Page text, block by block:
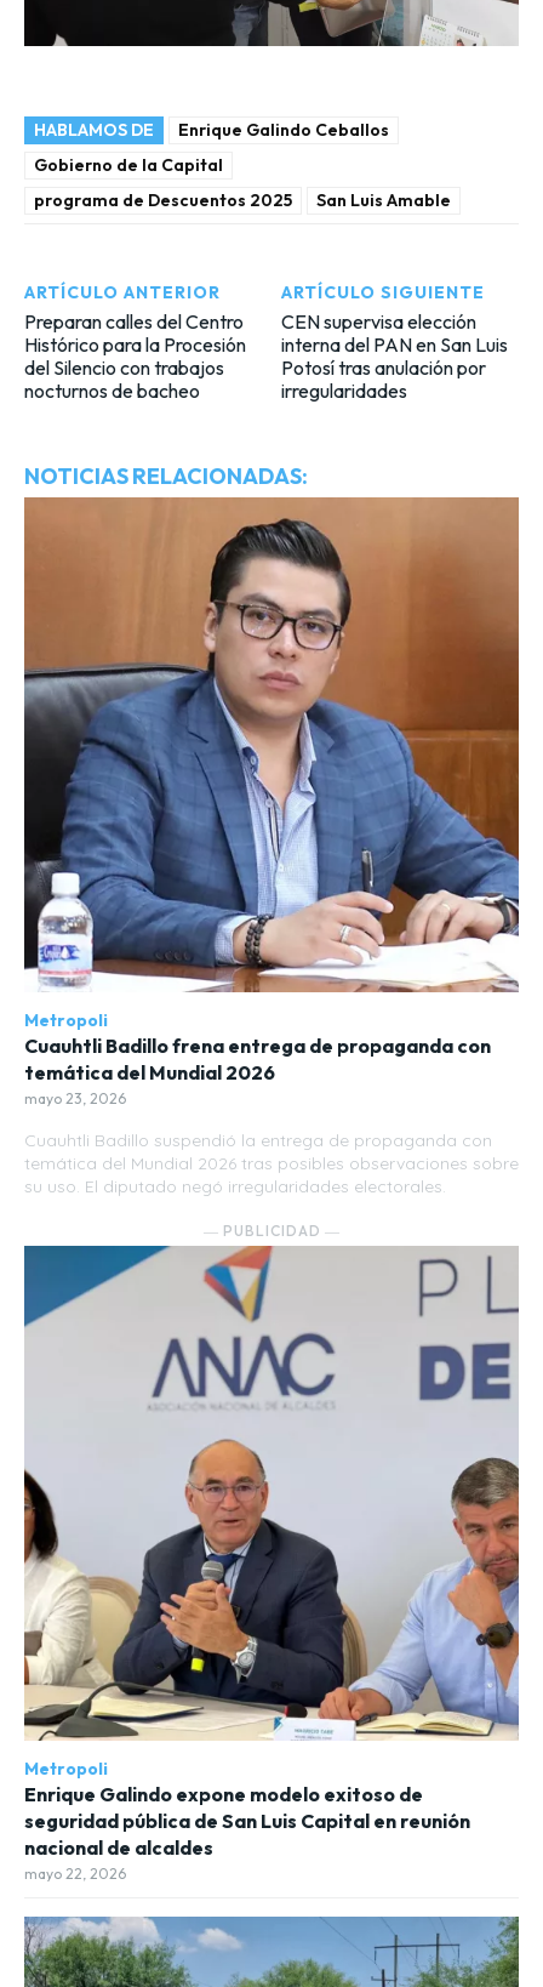
HABLAMOS DE
Enrique Galindo Ceballos
Gobierno de la Capital
programa de Descuentos 2025
San Luis Amable
ARTÍCULO ANTERIOR
Preparan calles del Centro
Histórico para la Procesión
del Silencio con trabajos
nocturnos de bacheo
ARTÍCULO SIGUIENTE
CEN supervisa elección
interna del PAN en San Luis
Potosí tras anulación por
irregularidades
NOTICIAS RELACIONADAS:
Metropoli
Cuauhtli Badillo frena entrega de propaganda con
temática del Mundial 2026
mayo 23, 2026
Cuauhtli Badillo suspendió la entrega de propaganda con
temática del Mundial 2026 tras posibles observaciones sobre
su uso. El diputado negó irregularidades electorales.
― PUBLICIDAD ―
Metropoli
Enrique Galindo expone modelo exitoso de
seguridad pública de San Luis Capital en reunión
nacional de alcaldes
mayo 22, 2026